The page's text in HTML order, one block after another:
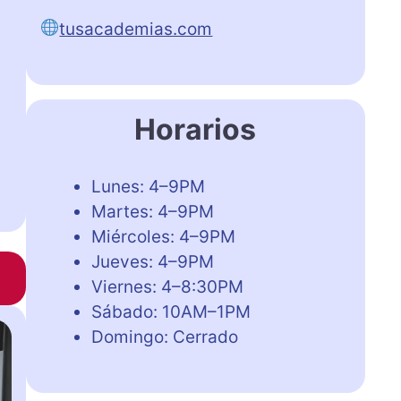
tusacademias.com
Horarios
Lunes: 4–9PM
Martes: 4–9PM
Miércoles: 4–9PM
Jueves: 4–9PM
Viernes: 4–8:30PM
Sábado: 10AM–1PM
Domingo: Cerrado